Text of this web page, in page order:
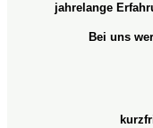
jahrelange
Bei uns